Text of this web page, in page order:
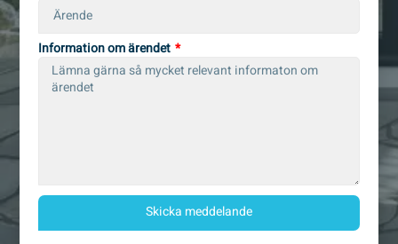
Information om ärendet
Skicka meddelande